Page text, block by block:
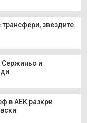
звездите
и
в АЕК разкри